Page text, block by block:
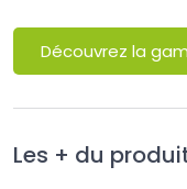
Découvrez la
Les + du